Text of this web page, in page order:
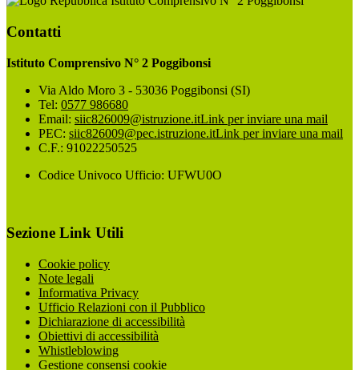
Contatti
Istituto Comprensivo N° 2 Poggibonsi
Via Aldo Moro 3 - 53036 Poggibonsi (SI)
Tel: 0577 986680
Email: siic826009@istruzione.itLink per inviare una mail
PEC: siic826009@pec.istruzione.itLink per inviare una mail
C.F.: 91022250525
Codice Univoco Ufficio: UFWU0O
Sezione Link Utili
Cookie policy
Note legali
Informativa Privacy
Ufficio Relazioni con il Pubblico
Dichiarazione di accessibilità
Obiettivi di accessibilità
Whistleblowing
Gestione consensi cookie